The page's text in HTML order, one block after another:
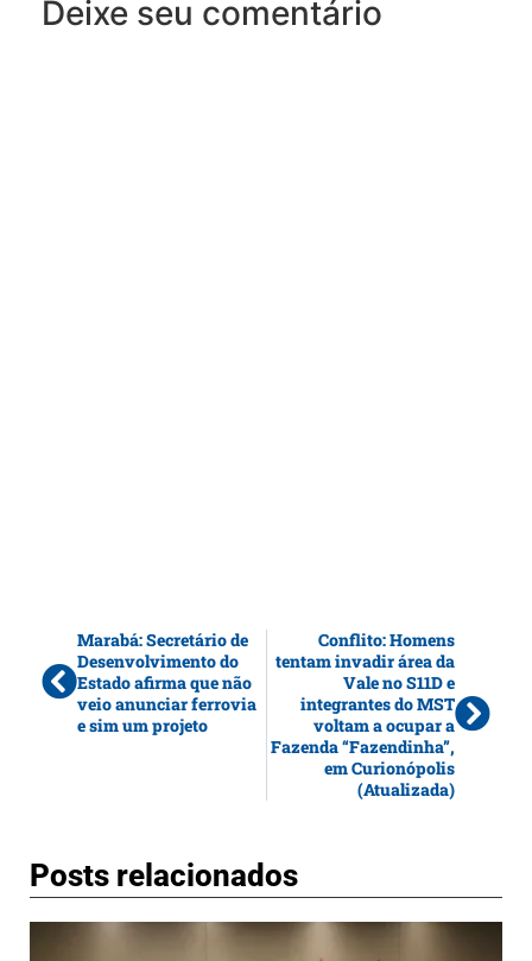
Deixe seu comentário
Marabá: Secretário de
Desenvolvimento do
Estado afirma que não
veio anunciar ferrovia
e sim um projeto
Conflito: Homens
tentam invadir área da
Vale no S11D e
integrantes do MST
voltam a ocupar a
Fazenda “Fazendinha”,
em Curionópolis
(Atualizada)
Posts relacionados